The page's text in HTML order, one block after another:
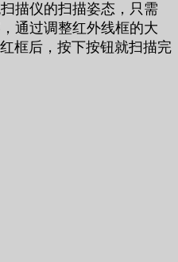
描仪的扫描姿态，只需
通过调整红外线框的大
框后，按下按钮就扫描完